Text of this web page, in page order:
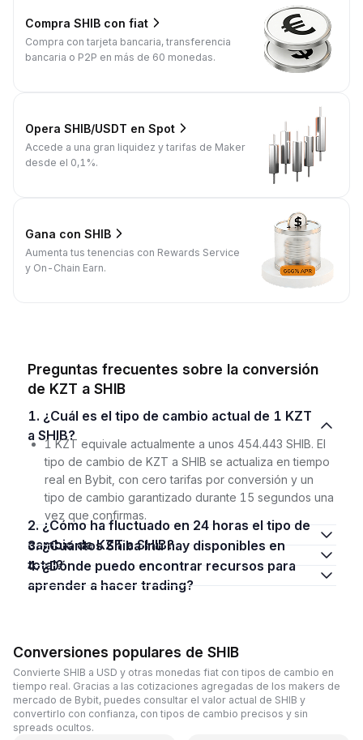
Compra SHIB con fiat
Compra con tarjeta bancaria, transferencia
bancaria o P2P en más de 60 monedas.
Opera SHIB/USDT en Spot
Accede a una gran liquidez y tarifas de Maker
desde el 0,1%.
Gana con SHIB
Aumenta tus tenencias con Rewards Service
y On-Chain Earn.
Preguntas frecuentes sobre la conversión
de KZT a SHIB
1. ¿Cuál es el tipo de cambio actual de 1 KZT
a SHIB?
1 KZT equivale actualmente a unos 454.443 SHIB. El
tipo de cambio de KZT a SHIB se actualiza en tiempo
real en Bybit, con cero tarifas por conversión y un
tipo de cambio garantizado durante 15 segundos una
vez que confirmas.
2. ¿Cómo ha fluctuado en 24 horas el tipo de
cambio de KZT a SHIB?
3. ¿Cuántos Shiba Inu hay disponibles en
total?
4. ¿Dónde puedo encontrar recursos para
aprender a hacer trading?
Conversiones populares de SHIB
Convierte SHIB a USD y otras monedas fiat con tipos de cambio en
tiempo real. Gracias a las cotizaciones agregadas de los makers de
mercado de Bybit, puedes consultar el valor actual de SHIB y
convertirlo con confianza, con tipos de cambio precisos y sin
spreads ocultos.